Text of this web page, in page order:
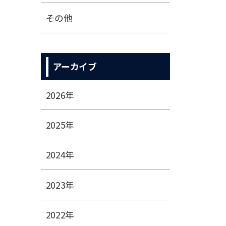
その他
アーカイブ
2026年
2025年
2024年
2023年
2022年